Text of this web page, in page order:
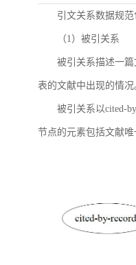
引文关系数据规
（1）被引关系
被引关系描述一
表的文献中出现的情况
被引关系以cited-
节点的元素包括文献